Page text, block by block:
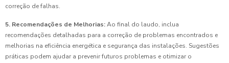
correção de falhas.
5. Recomendações de Melhorias:Ao final do laudo, inclua
recomendações detalhadas para a correção de problemas encontrados e
melhorias na eficiência energética e segurança das instalações. Sugestões
práticas podem ajudar a prevenir futuros problemas e otimizar o